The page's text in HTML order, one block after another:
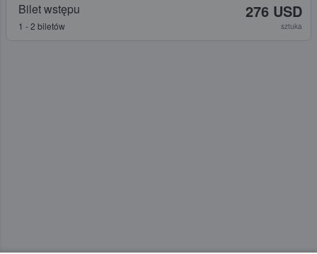
Bilet wstępu
1 - 2 biletów
276 USD
sztuka